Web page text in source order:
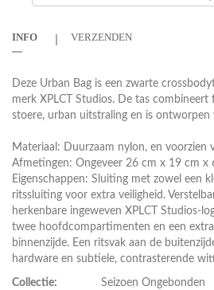
INFO VERZENDEN
Deze Urban Bag is een zwarte
merk XPLCT Studios. De tas
stoere, urban uitstraling en is ontworpen
Materiaal: Duurzaam nylon, en voorzien
Afmetingen: Ongeveer 26 cm x 19 cm x
Eigenschappen: Sluiting met zowel een
ritssluiting voor extra veiligheid.
herkenbare ingeweven XPLCT Studios-
twee hoofdcompartimenten en een
binnenzijde. Een ritsvak aan de
hardware en subtiele, contrasterende
Collectie: Seizoen Ongebonden